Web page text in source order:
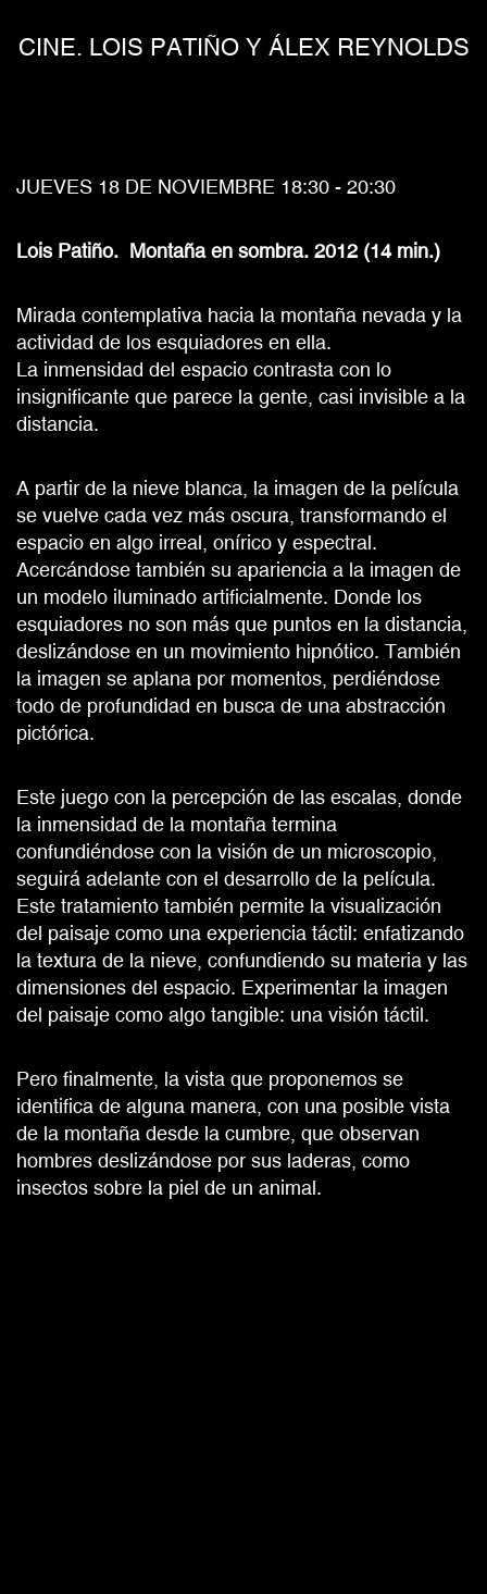
CINE. LOIS PATIÑO Y ÁLEX REYNOLDS
JUEVES 18 DE NOVIEMBRE 18:30 - 20:30
Lois Patiño. Montaña en sombra. 2012 (14 min.)
Mirada contemplativa hacia la montaña nevada y la
actividad de los esquiadores en ella.
La inmensidad del espacio contrasta con lo
insignificante que parece la gente, casi invisible a la
distancia.
A partir de la nieve blanca, la imagen de la película
se vuelve cada vez más oscura, transformando el
espacio en algo irreal, onírico y espectral.
Acercándose también su apariencia a la imagen de
un modelo iluminado artificialmente. Donde los
esquiadores no son más que puntos en la distancia,
deslizándose en un movimiento hipnótico. También
la imagen se aplana por momentos, perdiéndose
todo de profundidad en busca de una abstracción
pictórica.
Este juego con la percepción de las escalas, donde
la inmensidad de la montaña termina
confundiéndose con la visión de un microscopio,
seguirá adelante con el desarrollo de la película.
Este tratamiento también permite la visualización
del paisaje como una experiencia táctil: enfatizando
la textura de la nieve, confundiendo su materia y las
dimensiones del espacio. Experimentar la imagen
del paisaje como algo tangible: una visión táctil.
Pero finalmente, la vista que proponemos se
identifica de alguna manera, con una posible vista
de la montaña desde la cumbre, que observan
hombres deslizándose por sus laderas, como
insectos sobre la piel de un animal.